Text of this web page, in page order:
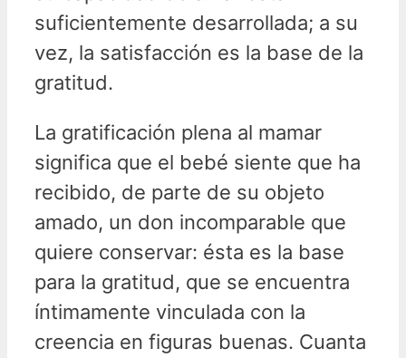
suficientemente desarrollada; a su
vez, la satisfacción es la base de la
gratitud.
La gratificación plena al mamar
significa que el bebé siente que ha
recibido, de parte de su objeto
amado, un don incomparable que
quiere conservar: ésta es la base
para la gratitud, que se encuentra
íntimamente vinculada con la
creencia en figuras buenas. Cuanta